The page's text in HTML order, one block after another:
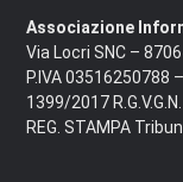
Associazione
Via Locri SNC –
P.IVA 03516250788
1399/2017
REG. STAMPA